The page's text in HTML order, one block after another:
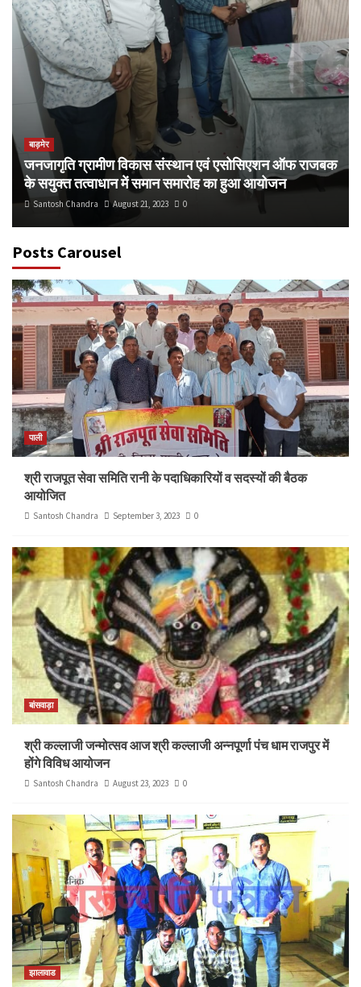
बाड़मेर
जनजागृति ग्रामीण विकास संस्थान एवं एसोसिएशन ऑफ राजबक
के सयुक्त तत्वाधान में समान समारोह का हुआ आयोजन
Santosh Chandra August 21, 2023 0
Posts Carousel
पाली
श्री राजपूत सेवा समिति रानी के पदाधिकारियों व सदस्यों की बैठक
आयोजित
Santosh Chandra September 3, 2023 0
बांसवाड़ा
श्री कल्लाजी जन्मोत्सव आज श्री कल्लाजी अन्नपूर्णा पंच धाम राजपुर में
होंगे विविध आयोजन
Santosh Chandra August 23, 2023 0
झालावाड